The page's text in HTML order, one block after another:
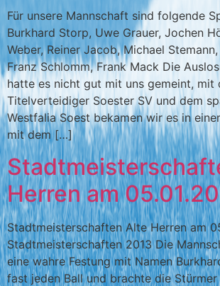
Für unsere Mannschaft sind folgende
Burkhard Storp, Uwe Grauer, Jochen
Weber, Reiner Jacob, Michael
Franz Schlomm, Frank Mack Die
hatte es nicht gut mit uns gemeint, mit
Titelverteidiger Soester SV und dem
Westfalia Soest bekamen wir es in
mit dem […]
Herren am
Stadtmeisterschaften Alte Herren am
Stadtmeisterschaften 2013 Die
eine wahre Festung mit Namen
fast jeden Ball und brachte die